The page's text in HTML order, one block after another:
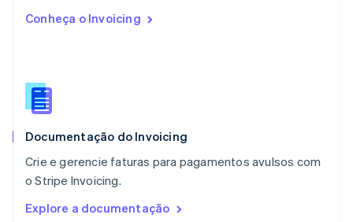
Conheça o Invoicing
Documentação do Invoicing
Crie e gerencie faturas para pagamentos avulsos com
o Stripe Invoicing.
Explore a documentação
NederlandsEnglish
Português
RAE de Hong Kong, China
Reino Unido
República Tcheca
English
English